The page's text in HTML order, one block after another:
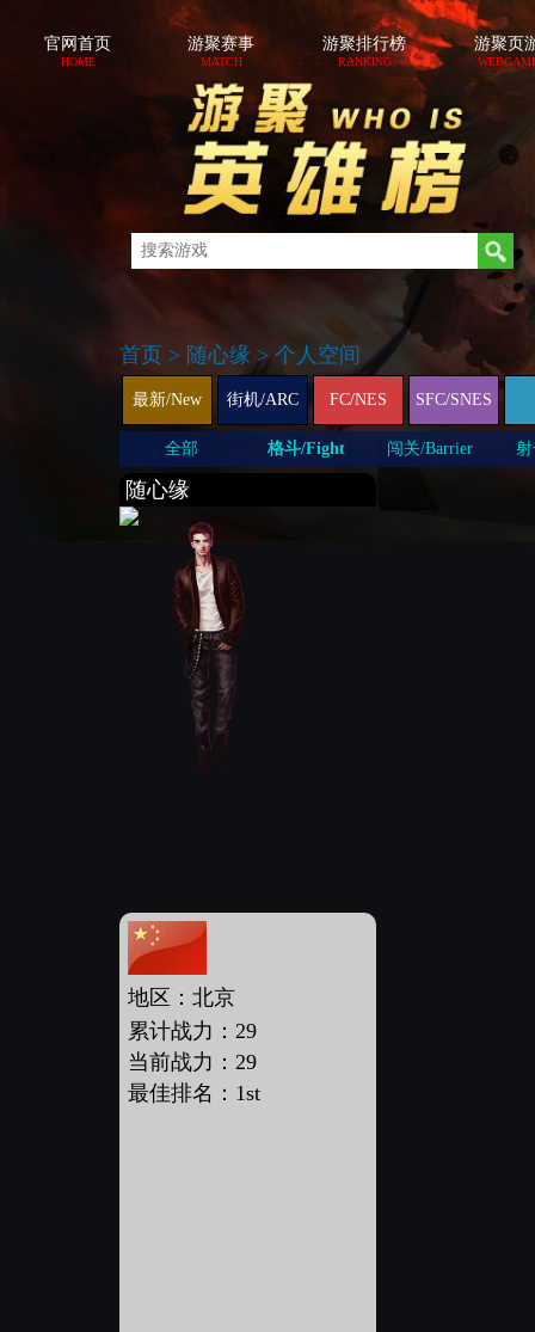
官网首页
HOME
游聚赛事
MATCH
游聚排行榜
RANKING
游聚页
首页 > 随心缘 > 个人空间
最新/New 街机/ARC FC/NES SFC/SNES
全部 格斗/Fight 闯关/Barrier 射
随心缘
地区：北京
累计战力：29
当前战力：29
最佳排名：1st